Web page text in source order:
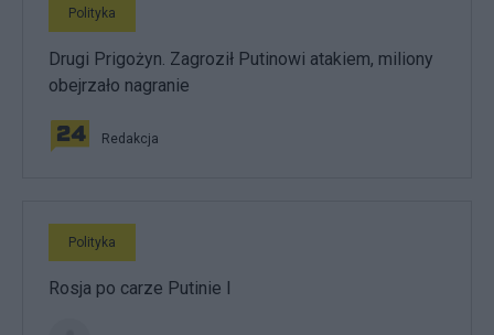
Polityka
Drugi Prigożyn. Zagroził Putinowi atakiem, miliony
obejrzało nagranie
Redakcja
Polityka
Rosja po carze Putinie I